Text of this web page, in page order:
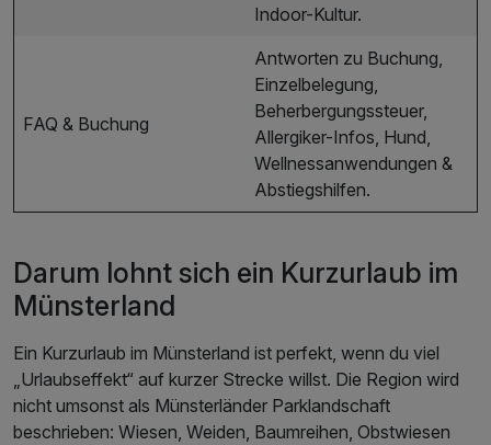
Indoor-Kultur.
FAQ & Buchung
Antworten zu Buchung,
Einzelbelegung,
Beherbergungssteuer,
Allergiker-Infos, Hund,
Wellnessanwendungen &
Abstiegshilfen.
Darum lohnt sich ein Kurzurlaub im
Münsterland
Ein Kurzurlaub im Münsterland ist perfekt, wenn du viel
„Urlaubseffekt“ auf kurzer Strecke willst. Die Region wird
nicht umsonst als Münsterländer Parklandschaft
beschrieben: Wiesen, Weiden, Baumreihen, Obstwiesen